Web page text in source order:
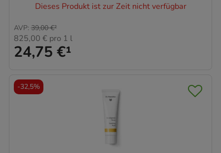
Dieses Produkt ist zur Zeit nicht verfügbar
24,75 €¹
AVP: 39,00 €²
825,00 € pro 1 l
-32,5%